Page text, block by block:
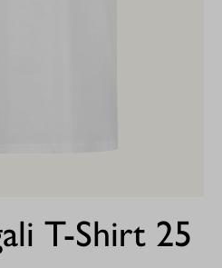
T-Shirt 25